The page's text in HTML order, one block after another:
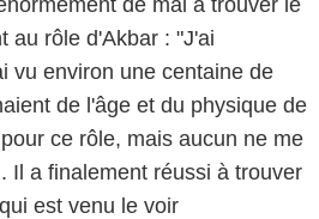
au rôle d'Akbar : "J'ai
vu environ une centaine de
de l'âge et du physique de
ce rôle, mais aucun ne me
Il a finalement réussi à trouver
est venu le voir